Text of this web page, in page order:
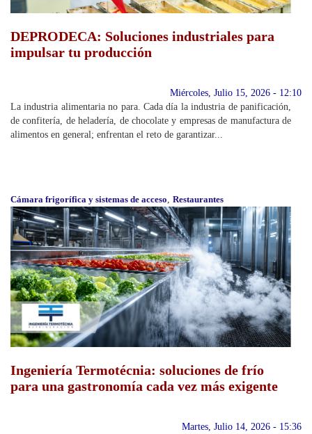
DEPRODECA: Soluciones industriales para
impulsar tu producción
Miércoles, Julio 15, 2026 - 12:10
La industria alimentaria no para. Cada día la industria de panificación,
de confitería, de heladería, de chocolate y empresas de manufactura de
alimentos en general; enfrentan el reto de garantizar...
Cámara frigorífica y sistemas de acceso, Restaurantes
Ingeniería Termotécnia: soluciones de frío
para una gastronomía cada vez más exigente
Martes, Julio 14, 2026 - 15:36